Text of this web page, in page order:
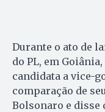
Durante o ato de
do PL, em
candidata a vice-
comparação de
Bolsonaro e disse